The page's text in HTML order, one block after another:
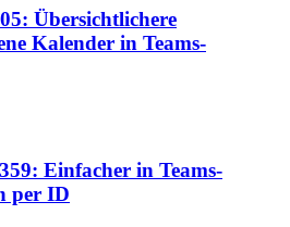
Übersichtlichere
Kalender in Teams-
Einfacher in Teams-
per ID